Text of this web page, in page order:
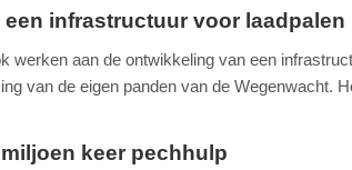
infrastructuur voor laadpalen
werken aan de ontwikkeling van een
van de eigen panden van de Wegenwacht.
keer pechhulp